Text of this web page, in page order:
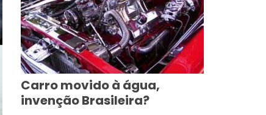
Carro movido à água,
invenção Brasileira?